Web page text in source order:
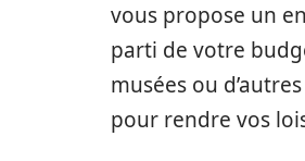
vous propose un
parti de votre
musées ou
pour rendre vos